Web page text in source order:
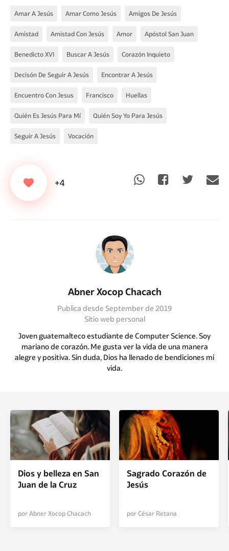
Amar A Jesús Amar Como Jesús Amigos De Jesús
Amistad Amistad Con Jesús Amor Apóstol San Juan
Benedicto XVI Buscar A Jesús Corazón Inquieto
Decisón De Seguir A Jesús Encontrar A Jesús
Encuentro Con Jesus Francisco Huellas
Quién Es Jesús Para Mí Quién Soy Yo Para Jesús
Seguir A Jesús Vocación
+4
Abner Xocop Chacach
Publica desde September de 2019
Sitio web personal
Joven guatemalteco estudiante de Computer Science. Soy
mariano de corazón. Me gusta ver la vida de una manera
alegre y positiva. Sin duda, Dios ha llenado de bendiciones mi
vida.
Dios y belleza en San
Juan de la Cruz
por Abner Xocop Chacach
Sagrado Corazón de
Jesús
por César Retana